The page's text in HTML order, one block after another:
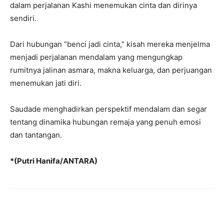
dalam perjalanan Kashi menemukan cinta dan dirinya
sendiri.
Dari hubungan “benci jadi cinta,” kisah mereka menjelma
menjadi perjalanan mendalam yang mengungkap
rumitnya jalinan asmara, makna keluarga, dan perjuangan
menemukan jati diri.
Saudade menghadirkan perspektif mendalam dan segar
tentang dinamika hubungan remaja yang penuh emosi
dan tantangan.
*(Putri Hanifa/ANTARA)